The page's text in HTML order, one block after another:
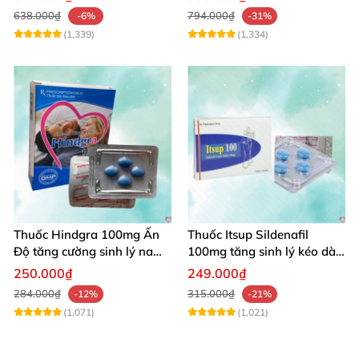
638.000₫
-6%
(1,339)
794.000₫
-31%
(1,334)
Thuốc Hindgra 100mg Ấn
Độ tăng cường sinh lý nam
chống xuất tinh
250.000₫
284.000₫
-12%
(1,071)
Thuốc Itsup Sildenafil
100mg tăng sinh lý kéo dài
thời gian cho nam giới
249.000₫
315.000₫
-21%
(1,021)